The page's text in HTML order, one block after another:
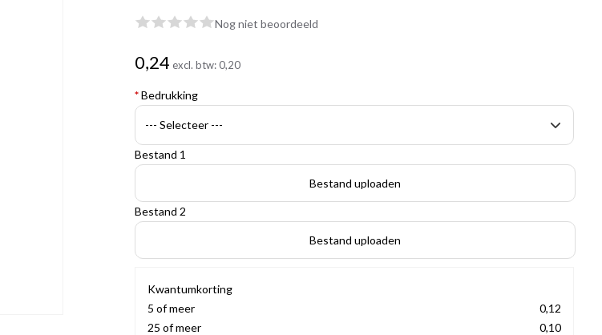
Nog niet beoordeeld
0,24 excl. btw:0,20
*Bedrukking
Bestand 1
Bestand uploaden
Bestand 2
Bestand uploaden
Kwantumkorting
5 of meer
0,12
25 of meer
0,10